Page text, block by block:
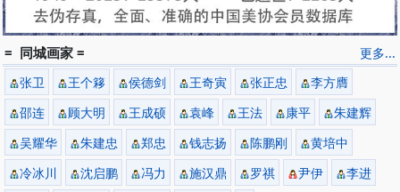
更多...
= 同城画家 =
张卫 王个簃 侯德剑 王奇寅 张正忠
李方膺
邵连
顾大明 王成硕 袁峰 王法 康平
朱建辉
吴耀华
朱建忠 郑忠 钱志扬 陈鹏刚
黄培中
冷冰川
沈启鹏 冯力 施汉鼎 罗祺 尹伊
李进